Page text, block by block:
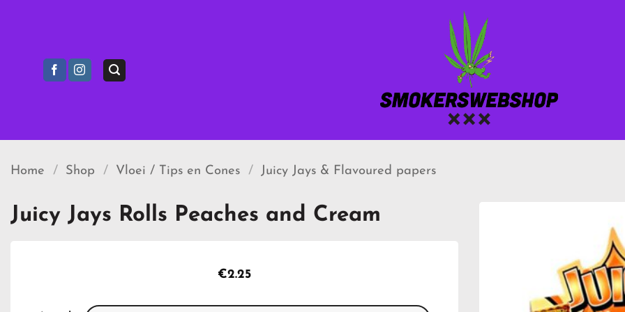
Home / Shop / Vloei / Tips en Cones / Juicy Jays & Flavoured papers
Juicy Jays Rolls Peaches and Cream
€2.25